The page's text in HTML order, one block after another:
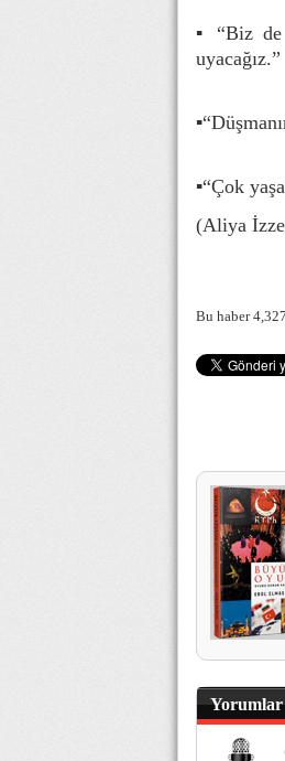
▪ “Biz de
uyacağız.”
▪“Çok
(Aliya
Bu haber
Yorumlar